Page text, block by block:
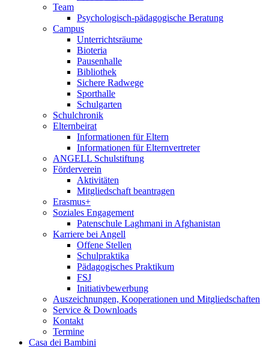
Team
Psychologisch-pädagogische Beratung
Campus
Unterrichtsräume
Bioteria
Pausenhalle
Bibliothek
Sichere Radwege
Sporthalle
Schulgarten
Schulchronik
Elternbeirat
Informationen für Eltern
Informationen für Elternvertreter
ANGELL Schulstiftung
Förderverein
Aktivitäten
Mitgliedschaft beantragen
Erasmus+
Soziales Engagement
Patenschule Laghmani in Afghanistan
Karriere bei Angell
Offene Stellen
Schulpraktika
Pädagogisches Praktikum
FSJ
Initiativbewerbung
Auszeichnungen, Kooperationen und Mitgliedschaften
Service & Downloads
Kontakt
Termine
Casa dei Bambini